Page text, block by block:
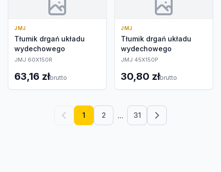
JMJ
Tłumik drgań układu
wydechowego
JMJ 60X150R
63,16 złbrutto
JMJ
Tłumik drgań układu
wydechowego
JMJ 45X150P
30,80 złbrutto
1 2 ... 31